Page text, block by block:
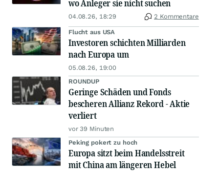
wo Anleger sie nicht suchen
04.08.26, 18:29 2 Kommentare
Flucht aus USA
Investoren schichten Milliarden
nach Europa um
05.08.26, 19:00
ROUNDUP
Geringe Schäden und Fonds
bescheren Allianz Rekord - Aktie
verliert
vor 39 Minuten
Peking pokert zu hoch
Europa sitzt beim Handelsstreit
mit China am längeren Hebel